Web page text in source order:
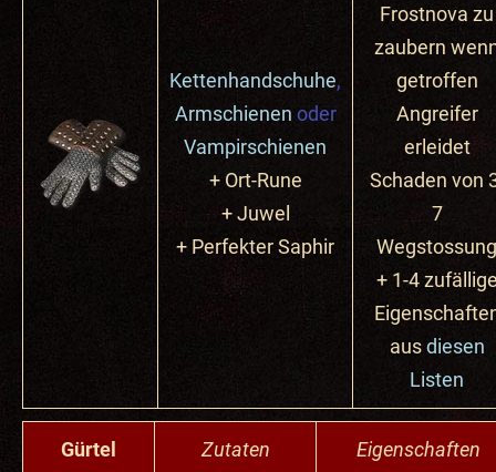
Kettenhandschuhe,
Armschienen oder
Vampirschienen
+ Ort-Rune
+ Juwel
+ PerfekterSaphir
Frostnova zu
zaubern
getroffen
Angreifer
erleidet
Schaden von
7
Wegstossung
+ 1-4
ausdiesen
Listen
Gürtel Zutaten Eigenschaften